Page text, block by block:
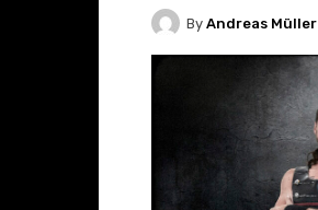
By Andreas Müller